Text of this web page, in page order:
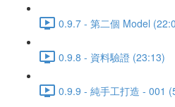
0.9.7 - 第二個 Model
0.9.8 - 資料驗證 (23:13)
0.9.9 - 純手工打造 - 001